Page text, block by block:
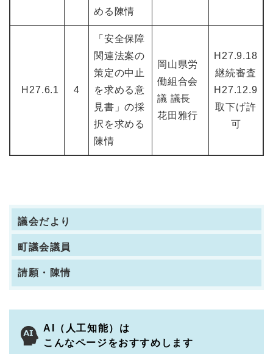
める陳情
H27.6.1 4
「安全保障
関連法案の
策定の中止
を求める意
見書」の採
択を求める
陳情
岡山県労
働組合会
議 議長
花田雅行
H27.9.18
継続審査
H27.12.9
取下げ許
可
議会だより
町議会議員
請願・陳情
AI（人工知能）は
こんなページをおすすめします